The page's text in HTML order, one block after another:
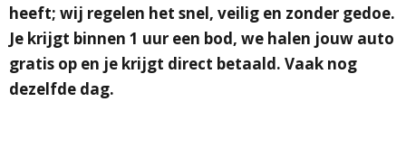
heeft; wij regelen het snel, veilig en zonder gedoe.
Je krijgt binnen 1 uur een bod, we halen jouw auto
gratis op en je krijgt direct betaald. Vaak nog
dezelfde dag.